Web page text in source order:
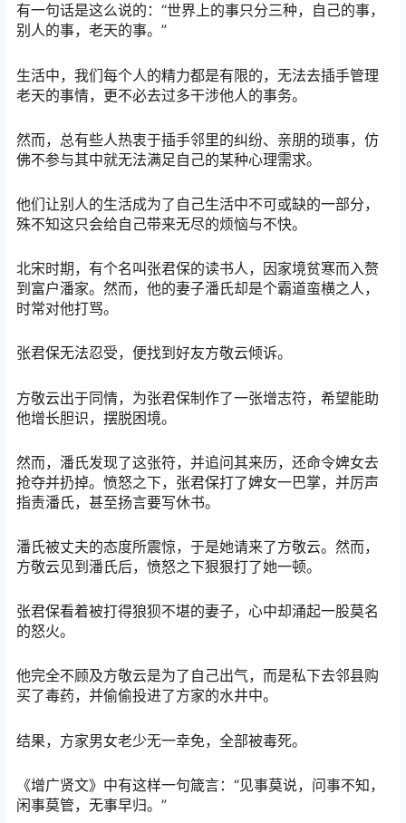
有一句话是这么说的：“世界上的事只分三种，自己的事，
别人的事，老天的事。”
生活中，我们每个人的精力都是有限的，无法去插手管理
老天的事情，更不必去过多干涉他人的事务。
然而，总有些人热衷于插手邻里的纠纷、亲朋的琐事，仿
佛不参与其中就无法满足自己的某种心理需求。
他们让别人的生活成为了自己生活中不可或缺的一部分，
殊不知这只会给自己带来无尽的烦恼与不快。
北宋时期，有个名叫张君保的读书人，因家境贫寒而入赘
到富户潘家。然而，他的妻子潘氏却是个霸道蛮横之人，
时常对他打骂。
张君保无法忍受，便找到好友方敬云倾诉。
方敬云出于同情，为张君保制作了一张增志符，希望能助
他增长胆识，摆脱困境。
然而，潘氏发现了这张符，并追问其来历，还命令婢女去
抢夺并扔掉。愤怒之下，张君保打了婢女一巴掌，并厉声
指责潘氏，甚至扬言要写休书。
潘氏被丈夫的态度所震惊，于是她请来了方敬云。然而，
方敬云见到潘氏后，愤怒之下狠狠打了她一顿。
张君保看着被打得狼狈不堪的妻子，心中却涌起一股莫名
的怒火。
他完全不顾及方敬云是为了自己出气，而是私下去邻县购
买了毒药，并偷偷投进了方家的水井中。
结果，方家男女老少无一幸免，全部被毒死。
《增广贤文》中有这样一句箴言：“见事莫说，问事不知，
闲事莫管，无事早归。”